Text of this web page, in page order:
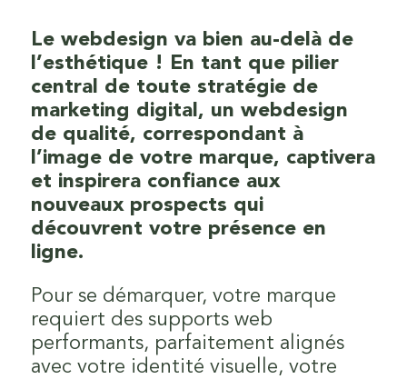
Le webdesign va bien au-delà de
l’esthétique ! En tant que pilier
central de toute stratégie de
marketing digital, un webdesign
de qualité, correspondant à
l’image de votre marque, captivera
et inspirera confiance aux
nouveaux prospects qui
découvrent votre présence en
ligne.
Pour se démarquer, votre marque
requiert des supports web
performants, parfaitement alignés
avec votre identité visuelle, votre